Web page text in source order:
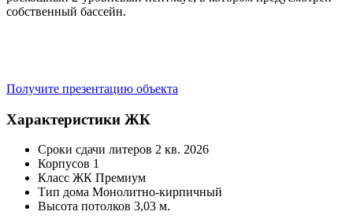
собственный бассейн.
Получите презентацию объекта
Характеристики ЖК
Сроки сдачи литеров 2 кв. 2026
Корпусов 1
Класс ЖК Премиум
Тип дома Монолитно-кирпичный
Высота потолков 3,03 м.